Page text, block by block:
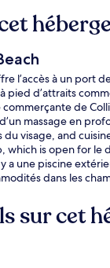
l’accès à un port
pied d’attraits
de
massage en
visage, and
which is open for le
a une piscine
dans les
très prisés par les
sur cet